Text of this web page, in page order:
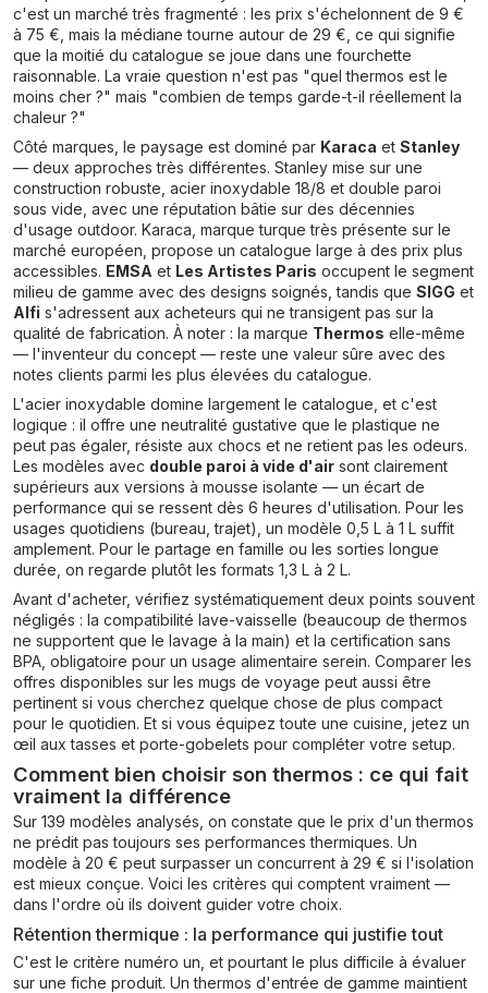
c'est un marché très fragmenté : les prix s'échelonnent de 9 €
à 75 €, mais la médiane tourne autour de 29 €, ce qui signifie
que la moitié du catalogue se joue dans une fourchette
raisonnable. La vraie question n'est pas "quel thermos est le
moins cher ?" mais "combien de temps garde-t-il réellement la
chaleur ?"
Côté marques, le paysage est dominé par Karaca et Stanley
— deux approches très différentes. Stanley mise sur une
construction robuste, acier inoxydable 18/8 et double paroi
sous vide, avec une réputation bâtie sur des décennies
d'usage outdoor. Karaca, marque turque très présente sur le
marché européen, propose un catalogue large à des prix plus
accessibles. EMSA et Les Artistes Paris occupent le segment
milieu de gamme avec des designs soignés, tandis que SIGG et
Alfi s'adressent aux acheteurs qui ne transigent pas sur la
qualité de fabrication. À noter : la marque Thermos elle-même
— l'inventeur du concept — reste une valeur sûre avec des
notes clients parmi les plus élevées du catalogue.
L'acier inoxydable domine largement le catalogue, et c'est
logique : il offre une neutralité gustative que le plastique ne
peut pas égaler, résiste aux chocs et ne retient pas les odeurs.
Les modèles avec double paroi à vide d'air sont clairement
supérieurs aux versions à mousse isolante — un écart de
performance qui se ressent dès 6 heures d'utilisation. Pour les
usages quotidiens (bureau, trajet), un modèle 0,5 L à 1 L suffit
amplement. Pour le partage en famille ou les sorties longue
durée, on regarde plutôt les formats 1,3 L à 2 L.
Avant d'acheter, vérifiez systématiquement deux points souvent
négligés : la compatibilité lave-vaisselle (beaucoup de thermos
ne supportent que le lavage à la main) et la certification sans
BPA, obligatoire pour un usage alimentaire serein. Comparer les
offres disponibles sur les mugs de voyage peut aussi être
pertinent si vous cherchez quelque chose de plus compact
pour le quotidien. Et si vous équipez toute une cuisine, jetez un
œil aux tasses et porte-gobelets pour compléter votre setup.
Comment bien choisir son thermos : ce qui fait
vraiment la différence
Sur 139 modèles analysés, on constate que le prix d'un thermos
ne prédit pas toujours ses performances thermiques. Un
modèle à 20 € peut surpasser un concurrent à 29 € si l'isolation
est mieux conçue. Voici les critères qui comptent vraiment —
dans l'ordre où ils doivent guider votre choix.
Rétention thermique : la performance qui justifie tout
C'est le critère numéro un, et pourtant le plus difficile à évaluer
sur une fiche produit. Un thermos d'entrée de gamme maintient